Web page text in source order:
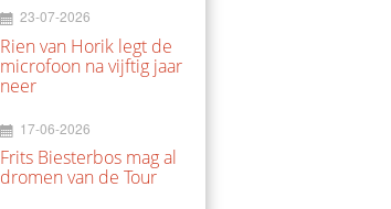
23-07-2026
Rien van Horik legt de
microfoon na vijftig jaar
neer
17-06-2026
Frits Biesterbos mag al
dromen van de Tour